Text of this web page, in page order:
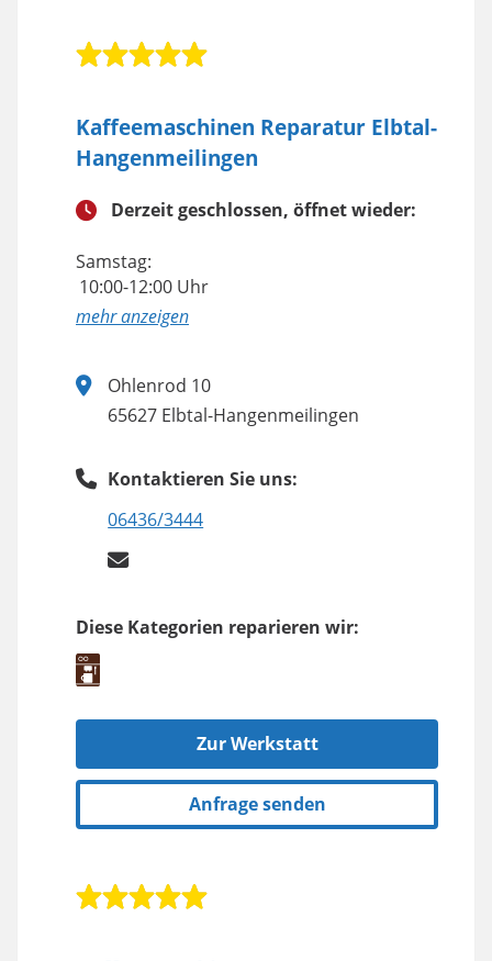
Kaffeemaschinen Reparatur Elbtal-
Hangenmeilingen
Derzeit geschlossen, öffnet wieder:
Samstag:
10:00-12:00 Uhr
anzeigen
Ohlenrod 10
65627 Elbtal-Hangenmeilingen
Kontaktieren Sie uns:
06436/3444
Diese Kategorien reparieren wir:
Zur Werkstatt
Anfrage senden